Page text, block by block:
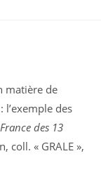
matière de
des
des 13
coll. « GRALE »,